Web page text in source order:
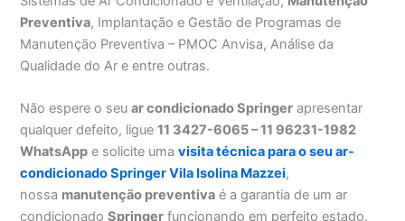
Preventiva, Implantação e Gestão de Programas de
Manutenção Preventiva – PMOC Anvisa, Análise da
Qualidade do Ar e entre outras.
Não espere o seuar condicionado Springer apresentar
qualquer defeito, ligue11 3427-6065 – 11 96231-1982
WhatsApp e solicite umavisita técnica para o seu ar-
condicionado Springer Vila Isolina Mazzei,
nossa manutenção preventiva é a garantia de um ar
condicionadoSpringer funcionando em perfeito estado.